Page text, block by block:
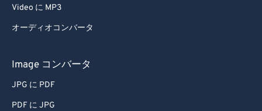
Video に MP3
オーディオコンバータ
Image コンバータ
JPG に PDF
PDF に JPG